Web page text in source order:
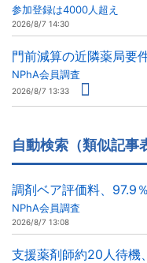
参加登録は4000人超え
2026/8/7 14:30
門前減算の近隣薬局要
NPhA会員調査
2026/8/7 13:33
自動検索（類似記事
調剤ベア評価料、97.9
NPhA会員調査
2026/8/7 13:08
支援薬剤師約20人待機